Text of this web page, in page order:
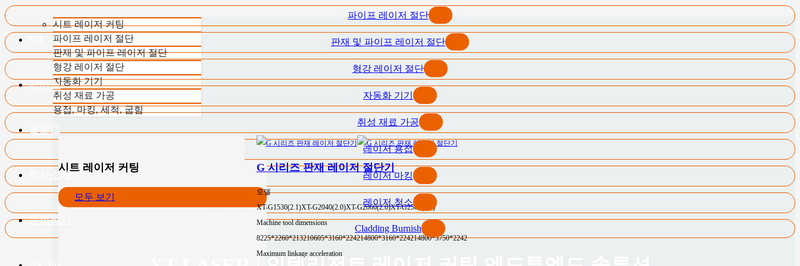
시트 레이저 커팅
파이프 레이저 절단
판재 및 파이프 레이저 절단
형강 레이저 절단
자동화 기기
취성 재료 가공
용접, 마킹, 세척, 굽힘
시트 레이저 커팅
모두 보기
G 시리즈 판재 레이저 절단기
모델
XT-G1530(2.1)XT-G2040(2.0)XT-G2060(2.0)XT-G2560(2.0)
Machine tool dimensions
8225*2260*213210605*3160*224214800*3160*224214800*3750*2242
Maximum linkage acceleration
서비스
회사소개
문의하기
파이프 레이저 절단
판재 및 파이프 레이저 절단
형강 레이저 절단
자동화 기기
취성 재료 가공
레이저 용접
레이저 마킹
레이저 청소
Cladding Burnish